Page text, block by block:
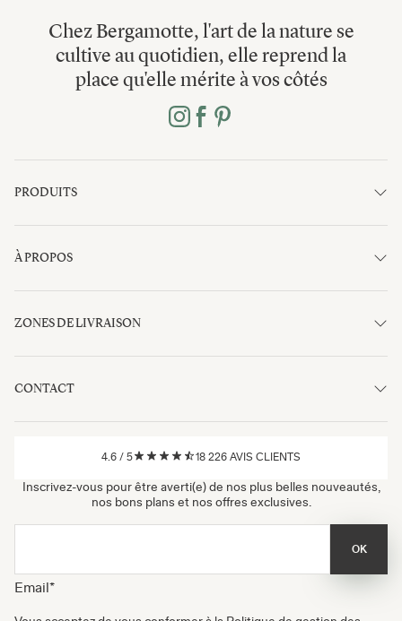
Chez Bergamotte, l'art de la nature se
cultive au quotidien, elle reprend la
place qu'elle mérite à vos côtés
PRODUITS
À PROPOS
ZONES DE LIVRAISON
CONTACT
4.6 / 5 18 226 AVIS CLIENTS
Inscrivez-vous pour être averti(e) de nos plus belles nouveautés,
nos bons plans et nos offres exclusives.
Email*
OK